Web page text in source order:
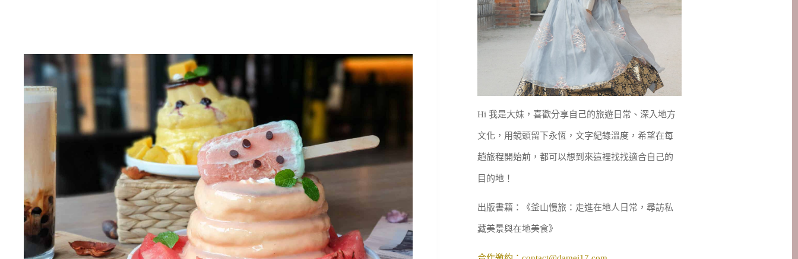
Hi 我是大妹，喜歡分享自己的旅遊日常、深入地方
文化，用鏡頭留下永恆，文字紀錄溫度，希望在每
趟旅程開始前，都可以想到來這裡找找適合自己的
目的地！
出版書籍：《釜山慢旅：走進在地人日常，尋訪私
藏美景與在地美食》